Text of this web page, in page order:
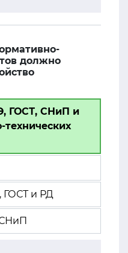
должно
ГОСТ, СНиП и
технических
и РД